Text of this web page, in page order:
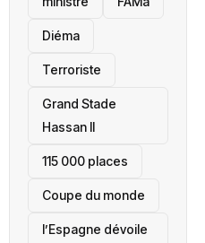
Diéma
Terroriste
Grand Stade
Hassan II
115 000 places
‎Coupe du monde
l’Espagne dévoile